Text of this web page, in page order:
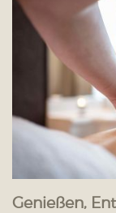
Genießen,